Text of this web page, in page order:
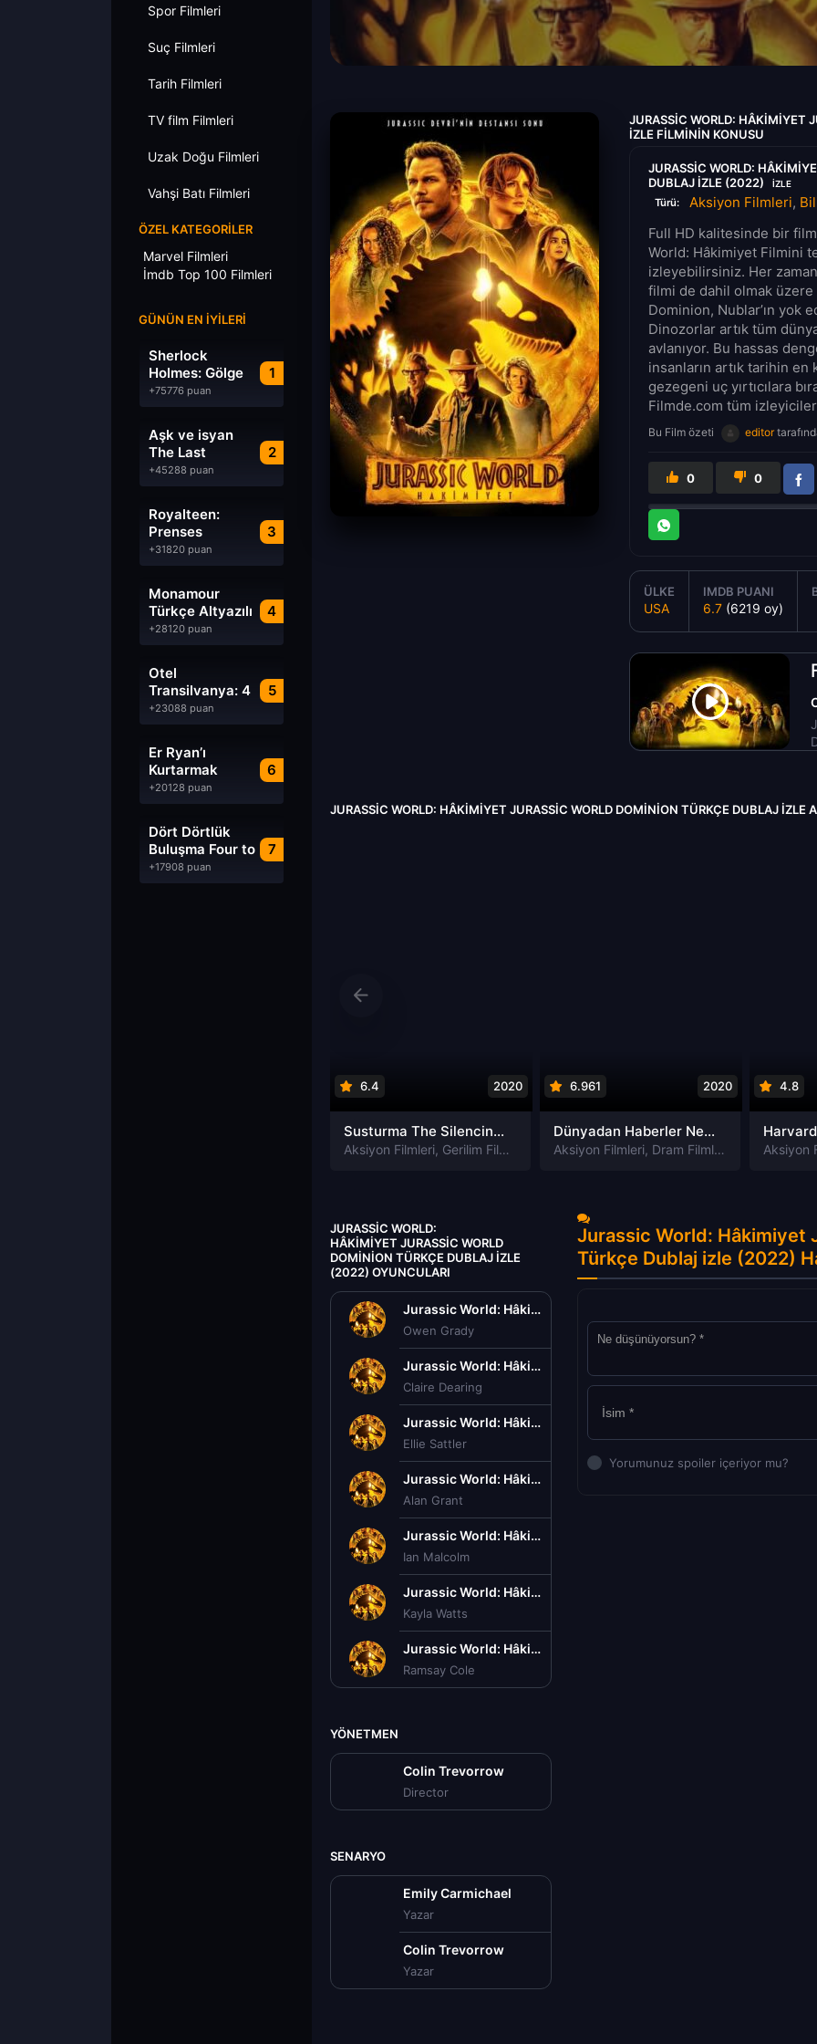
Spor Filmleri
Suç Filmleri
Tarih Filmleri
TV film Filmleri
Uzak Doğu Filmleri
Vahşi Batı Filmleri
ÖZEL KATEGORILER
Marvel Filmleri
İmdb Top 100 Filmleri
GÜNÜN EN İYILERI
1
Sherlock
Holmes: Gölge
Oyunları
+75776 puan
2
Aşk ve isyan
The Last
Parasido izle
+45288 puan
3
Royalteen:
Prenses
Margrethe izle
+31820 puan
4
Monamour
Türkçe Altyazılı
izle
+28120 puan
5
Otel
Transilvanya: 4
Transformanya
izle
+23088 puan
6
Er Ryan’ı
Kurtarmak
Saving Private
Ryan Türkçe
+20128 puan
7
Dört Dörtlük
Buluşma Four to
Dinner izle
+17908 puan
JURASSIC WORLD: HÂKIMIYET
IZLE FILMININ KONUSU
JURASSIC WORLD:
DUBLAJ IZLE (2022)
IZLE
Türü: Aksiyon Filmleri,
Full HD kalitesinde bir
World: Hâkimiyet Filmini
izleyebilirsiniz. Her
filmi de dahil olmak
Dominion, Nublar’ın yok
Dinozorlar artık tüm
avlanıyor. Bu hassas
insanların artık tarihin en
gezegeni uç yırtıcılara
Filmde.com tüm
Bu Film özeti editor
0 0
ÜLKE
USA
IMDB PUANI
6.7 (6219 oy)
JURASSIC WORLD: HÂKIMIYET JURASSIC WORLD DOMINION TÜRKÇE DUBLAJ IZLE
6.4 2020
Susturma The Silencing izle
Aksiyon Filmleri, Gerilim Filmleri Gizem Filmleri,Suç Filmleri
6.961 2020
Dünyadan Haberler News of the World izle
Aksiyon Filmleri, Dram Filmleri Macera
4.8
Aksiyon
JURASSIC WORLD:
HÂKIMIYET JURASSIC WORLD
DOMINION TÜRKÇE DUBLAJ IZLE
(2022) OYUNCULARI
Jurassic World: Hâkimiyet Jurassic World Dominion Türkçe Dublaj izle (2022)
Owen Grady
Jurassic World: Hâkimiyet Jurassic World Dominion Türkçe Dublaj izle (2022)
Claire Dearing
Jurassic World: Hâkimiyet Jurassic World Dominion Türkçe Dublaj izle (2022)
Ellie Sattler
Jurassic World: Hâkimiyet Jurassic World Dominion Türkçe Dublaj izle (2022)
Alan Grant
Jurassic World: Hâkimiyet Jurassic World Dominion Türkçe Dublaj izle (2022)
Ian Malcolm
Jurassic World: Hâkimiyet Jurassic World Dominion Türkçe Dublaj izle (2022)
Kayla Watts
Jurassic World: Hâkimiyet Jurassic World Dominion Türkçe Dublaj izle (2022)
Ramsay Cole
YÖNETMEN
Colin Trevorrow
Director
SENARYO
Emily Carmichael
Yazar
Colin Trevorrow
Yazar
Jurassic World: Hâkimiyet
Türkçe Dublaj izle (2022)
Yorumunuz spoiler içeriyor mu?